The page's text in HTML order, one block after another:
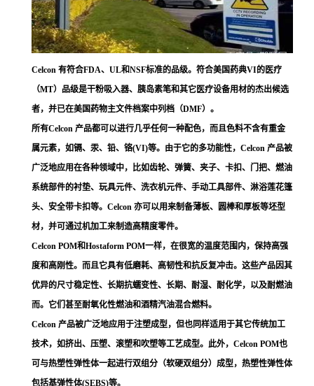
Celcon 有符合FDA、UL和NSF标准的品级。符合美国药典VI的医疗
（MT）品级是干粉吸入器、胰岛素笔和其它医疗设备用材的杰出候选
者，并已在美国药物主文件档案中列档（DMF）。
所有Celcon 产品都可以进行几乎任何一种配色，而且色料不含有重金
属元素，如镉、汞、铅、铬(VI)等。由于它的多功能性，Celcon 产品被
广泛地应用在各种领域中，比如齿轮、弹簧、夹子、卡扣、门把、燃油
系统部件的衬垫、玩具元件、洗衣机元件、手动工具部件、淋浴莲花篷
头、安全带卡扣等。Celcon 亦可以用来制备薄板、圆棒和厚板等坯型
材，并可通过机加工来制造高精度零件。
Celcon POM和Hostaform POM一样，在很宽的温度范围内，保持高强
度和高刚性。而且它具有低磨耗、高韧性和抗反复冲击。这些产品因其
优异的尺寸稳定性、长期抗蠕变性、长期、耐湿、耐化学，以及耐燃油
而。它们甚至耐氧化性燃油和酒精汽油混合燃料。
Celcon 产品被广泛地应用于注塑成型，但也同样适用于其它传统加工
技术，如挤出、压塑、滚塑和吹塑等工艺成型。此外，Celcon POM也
可与热塑性弹性体一起进行双组分（软硬双组分）成型，热塑性弹性体
包括基弹性体(SEBS)等。